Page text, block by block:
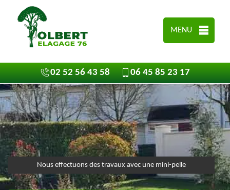
MENU
02 52 56 43 58 06 45 85 23 17
Nous effectuons des travaux avec une mini-pelle